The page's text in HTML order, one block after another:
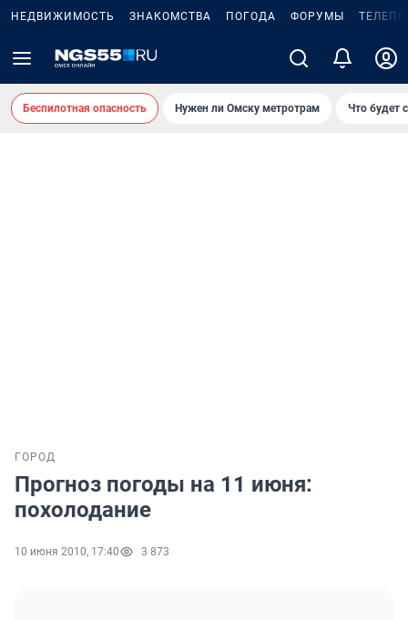
НЕДВИЖИМОСТЬ ЗНАКОМСТВА ПОГОДА ФОРУМЫ
Беспилотная опасность Нужен ли Омску метротрам Что будет
ГОРОД
Прогноз погоды на 11 июня:
похолодание
10 июня 2010, 17:40 3 873